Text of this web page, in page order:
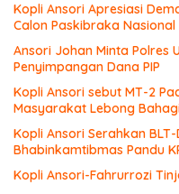
Kopli Ansori Apresiasi
Calon Paskibraka Nasional
Ansori Johan Minta Polres
Penyimpangan Dana PIP
Kopli Ansori sebut MT-2
Masyarakat Lebong
Kopli Ansori Serahkan
Bhabinkamtibmas Pandu
Kopli Ansori-Fahrurrozi